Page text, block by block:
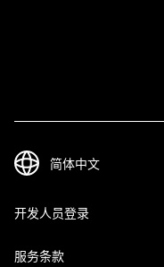
开发人员登录
服务条款